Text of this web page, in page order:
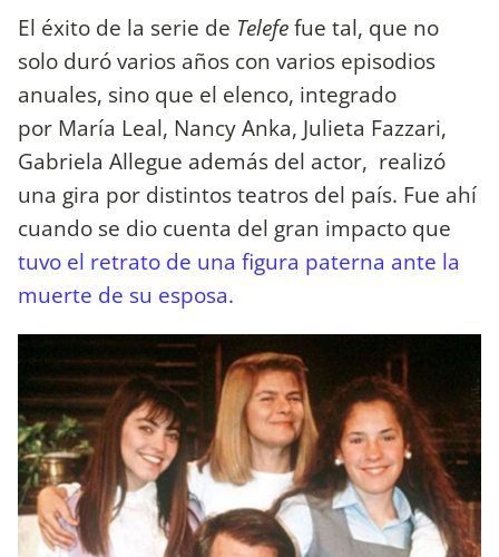
El éxito de la serie de Telefefue tal, que no
solo duró varios años con varios episodios
anuales, sino que el elenco, integrado
por María Leal, Nancy Anka, Julieta Fazzari,
Gabriela Allegue además del actor, realizó
una gira por distintos teatros del país. Fue ahí
cuando se dio cuenta del gran impacto que
tuvo el retrato de una figura paterna ante la
muerte de su esposa.